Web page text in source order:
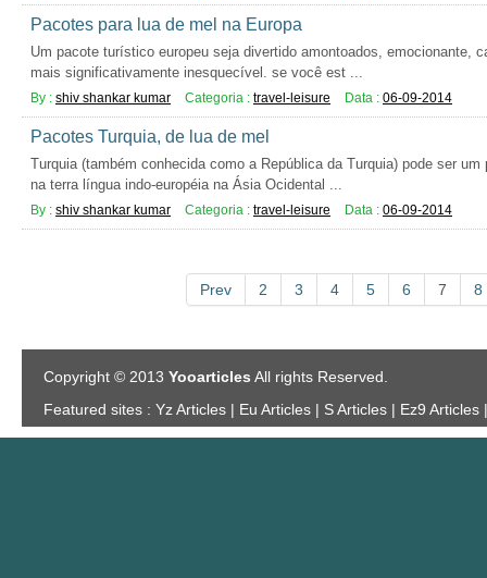
Pacotes para lua de mel na Europa
Um pacote turístico europeu seja divertido amontoados, emocionante,
mais significativamente inesquecível. se você est ...
By : shiv shankar kumar Categoria : travel-leisure Data : 06-09-2014
Pacotes Turquia, de lua de mel
Turquia (também conhecida como a República da Turquia) pode ser
na terra língua indo-européia na Ásia Ocidental ...
By : shiv shankar kumar Categoria : travel-leisure Data : 06-09-2014
Prev 2 3 4 5 6 7 8
Copyright © 2013 Yooarticles All rights Reserved.
Featured sites : Yz Articles | Eu Articles | S Articles | Ez9